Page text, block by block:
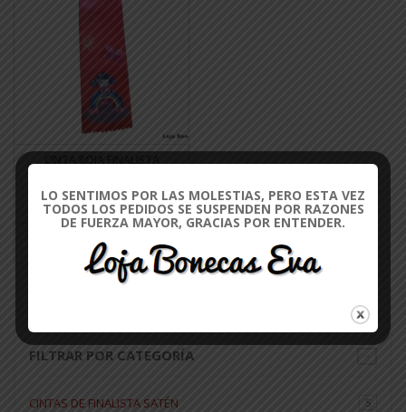
DISPONIBILIDAD
FILTRAR POR CATEGORÍA
CINTAS DE FINALISTA SATÉN 5
LO SENTIMOS POR LAS MOLESTIAS, PERO ESTA VEZ
TODOS LOS PEDIDOS SE SUSPENDEN POR RAZONES
DE FUERZA MAYOR, GRACIAS POR ENTENDER.